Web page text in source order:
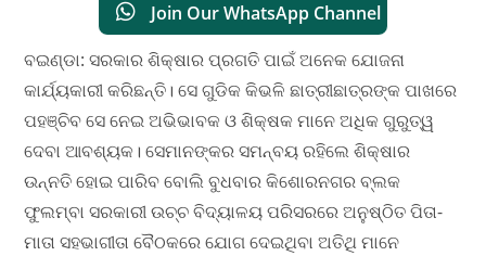
Join Our WhatsApp Channel
ବଇଣ୍ଡା: ସରକାର ଶିକ୍ଷାର ପ୍ରଗତି ପାଇଁ ଅନେକ ଯୋଜନା
କାର୍ଯ୍ୟକାରୀ କରିଛନ୍ତି। ସେ ଗୁଡିକ କିଭଳି ଛାତ୍ରୀଛାତ୍ରଙ୍କ ପାଖରେ
ପହଞ୍ଚିବ ସେ ନେଇ ଅଭିଭାବକ ଓ ଶିକ୍ଷକ ମାନେ ଅଧିକ ଗୁରୁତ୍ୱ
ଦେବା ଆବଶ୍ୟକ। ସେମାନଙ୍କର ସମନ୍ବୟ ରହିଲେ ଶିକ୍ଷାର
ଉନ୍ନତି ହୋଇ ପାରିବ ବୋଲି ବୁଧବାର କିଶୋରନଗର ବ୍ଲକ
ଫୁଲମ୍ବା ସରକାରୀ ଉଚ୍ଚ ବିଦ୍ୟାଳୟ ପରିସରରେ ଅନୁଷ୍ଠିତ ପିତା-
ମାତା ସହଭାଗୀତା ବୈଠକରେ ଯୋଗ ଦେଇଥିବା ଅତିଥି ମାନେ